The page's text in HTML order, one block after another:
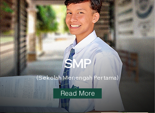
SMP
(Sekolah Menengah Pertama)
Read More